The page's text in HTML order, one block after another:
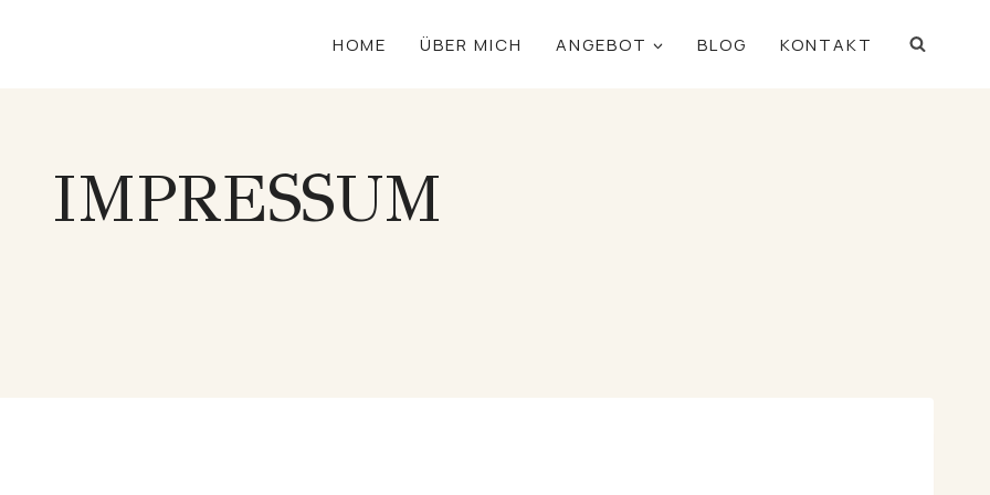
HOME ÜBER MICH ANGEBOT BLOG KONTAKT
IMPRESSUM